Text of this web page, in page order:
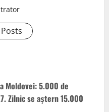
Moldovei: 5.000 de
Zilnic se aștern 15.000